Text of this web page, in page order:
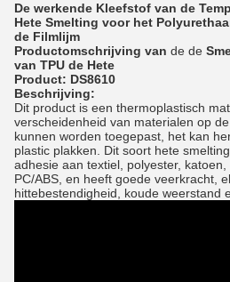
De werkende Kleefstof van de
Hete Smelting voor het
de Filmlijm
Productomschrijving van de de
van TPU de Hete
Product: DS8610
Beschrijving:
Dit product is een thermoplastisch
verscheidenheid van materialen op
kunnen worden toegepast, het kan
plastic plakken. Dit soort hete
adhesie aan textiel, polyester,
PC/ABS, en heeft goede veerkracht,
hittebestendigheid, koude weerstand